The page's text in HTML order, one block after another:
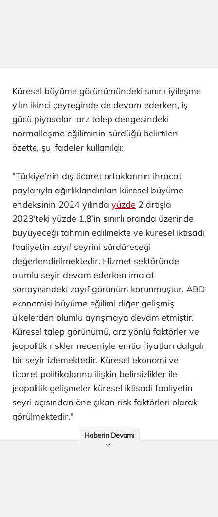
Küresel büyüme görünümündeki sınırlı iyileşme
yılın ikinci çeyreğinde de devam ederken, iş
gücü piyasaları arz talep dengesindeki
normalleşme eğiliminin sürdüğü belirtilen
özette, şu ifadeler kullanıldı:
"Türkiye'nin dış ticaret ortaklarının ihracat
paylarıyla ağırlıklandırılan küresel büyüme
endeksinin 2024 yılında yüzde 2 artışla
2023'teki yüzde 1,8’in sınırlı oranda üzerinde
büyüyeceği tahmin edilmekte ve küresel iktisadi
faaliyetin zayıf seyrini sürdüreceği
değerlendirilmektedir. Hizmet sektöründe
olumlu seyir devam ederken imalat
sanayisindeki zayıf görünüm korunmuştur. ABD
ekonomisi büyüme eğilimi diğer gelişmiş
ülkelerden olumlu ayrışmaya devam etmiştir.
Küresel talep görünümü, arz yönlü faktörler ve
jeopolitik riskler nedeniyle emtia fiyatları dalgalı
bir seyir izlemektedir. Küresel ekonomi ve
ticaret politikalarına ilişkin belirsizlikler ile
jeopolitik gelişmeler küresel iktisadi faaliyetin
seyri açısından öne çıkan risk faktörleri olarak
görülmektedir."
Haberin Devamı